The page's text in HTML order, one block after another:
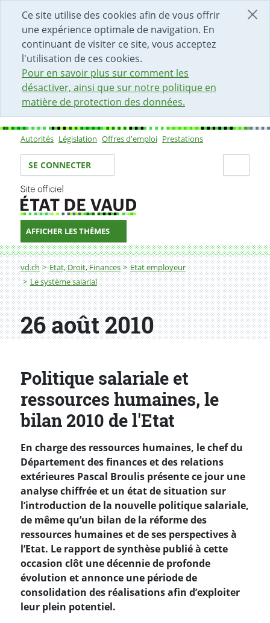
Ce site utilise des cookies afin de vous offrir
une expérience optimale de navigation. En
continuant de visiter ce site, vous acceptez
l'utilisation de ces cookies.
Pour en savoir plus sur comment les
désactiver, ainsi que sur notre politique en
matière de protection des données.
DÉBUT DU CONTENU DE LA PAGE
ACCÈS AU CHAMP DE RECHERCHE
PAGE D'ACCUEIL
FORMULAIRE DE CONTACT
Sous-navigation
Autorités Législation Offres d'emploi Prestations
Votre identité
SE CONNECTER
AFFICHER LES THÈMES
Fil d'Ariane
vd.ch Etat, Droit, Finances
Etat employeur
Le système salarial
26 août 2010
Politique salariale et
ressources humaines, le
bilan 2010 de l'Etat
En charge des ressources humaines, le chef du
Département des finances et des relations
extérieures Pascal Broulis présente ce jour une
analyse chiffrée et un état de situation sur
l’introduction de la nouvelle politique salariale,
de même qu’un bilan de la réforme des
ressources humaines et de ses perspectives à
l’Etat. Le rapport de synthèse publié à cette
occasion clôt une décennie de profonde
évolution et annonce une période de
consolidation des réalisations afin d’exploiter
leur plein potentiel.